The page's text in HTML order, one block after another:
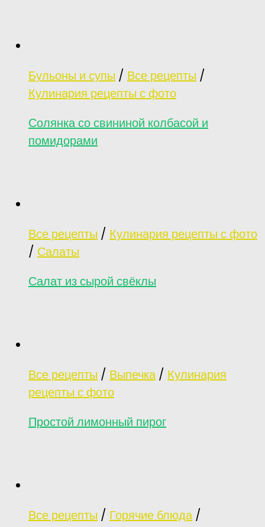
Бульоны и супы / Все рецепты /
Кулинария рецепты с фото
Солянка со свининой колбасой и
помидорами
Все рецепты / Кулинария рецепты с фото
/ Салаты
Салат из сырой свёклы
Все рецепты / Выпечка/ Кулинария
рецепты с фото
Простой лимонный пирог
Все рецепты / Горячие блюда/